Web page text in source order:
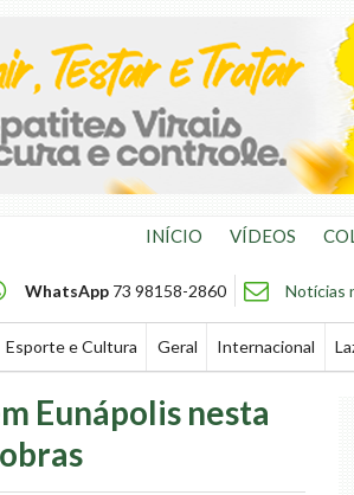
INÍCIO VÍDEOS
WhatsApp 73 98158-2860 Notícias
Esporte e Cultura Geral Internacional
Eunápolis nesta